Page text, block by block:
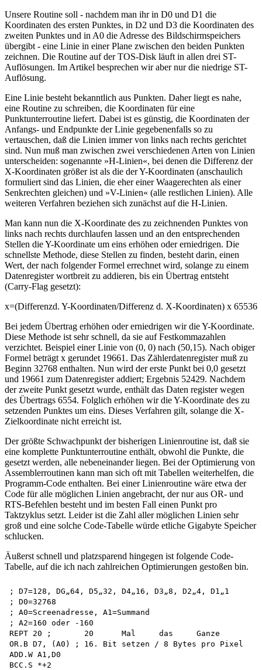
Unsere Routine soll - nachdem man ihr in D0 und D1 die
Koordinaten des ersten Punktes, in D2 und D3 die Koordinaten des
zweiten Punktes und in A0 die Adresse des Bildschirmspeichers
übergibt - eine Linie in einer Plane zwischen den beiden Punkten
zeichnen. Die Routine auf der TOS-Disk läuft in allen drei ST-
Auflösungen. Im Artikel besprechen wir aber nur die niedrige ST-
Auflösung.
Eine Linie besteht bekanntlich aus Punkten. Daher liegt es nahe,
eine Routine zu schreiben, die Koordinaten für eine
Punktunterroutine liefert. Dabei ist es günstig, die Koordinaten der
Anfangs- und Endpunkte der Linie gegebenenfalls so zu
vertauschen, daß die Linien immer von links nach rechts gerichtet
sind. Nun muß man zwischen zwei verschiedenen Arten von Linien
unterscheiden: sogenannte »H-Linien«, bei denen die Differenz der
X-Koordinaten größer ist als die der Y-Koordinaten (anschaulich
formuliert sind das Linien, die eher einer Waagerechten als einer
Senkrechten gleichen) und »V-Linien« (alle restlichen Linien). Alle
weiteren Verfahren beziehen sich zunächst auf die H-Linien.
Man kann nun die X-Koordinate des zu zeichnenden Punktes von
links nach rechts durchlaufen lassen und an den entsprechenden
Stellen die Y-Koordinate um eins erhöhen oder erniedrigen. Die
schnellste Methode, diese Stellen zu finden, besteht darin, einen
Wert, der nach folgender Formel errechnet wird, solange zu einem
Datenregister wortbreit zu addieren, bis ein Übertrag entsteht
(Carry-Flag gesetzt):
x=(Differenzd. Y-Koordinaten/Differenz d. X-Koordinaten) x 65536
Bei jedem Übertrag erhöhen oder erniedrigen wir die Y-Koordinate.
Diese Methode ist sehr schnell, da sie auf Festkommazahlen
verzichtet. Beispiel einer Linie von (0, 0) nach (50,15). Nach obiger
Formel beträgt x gerundet 19661. Das Zählerdatenregister muß zu
Beginn 32768 enthalten. Nun wird der erste Punkt bei 0,0 gesetzt
und 19661 zum Datenregister addiert; Ergebnis 52429. Nachdem
der zweite Punkt gesetzt wurde, enthält das Daten register wegen
des Übertrags 6554. Folglich erhöhen wir die Y-Koordinate des zu
setzenden Punktes um eins. Dieses Verfahren gilt, solange die X-
Zielkoordinate nicht erreicht ist.
Der größte Schwachpunkt der bisherigen Linienroutine ist, daß sie
eine komplette Punktunterroutine enthält, obwohl die Punkte, die
gesetzt werden, alle nebeneinander liegen. Bei der Optimierung von
Assemblerroutinen kann man sich oft mit Tabellen weiterhelfen, die
Programm-Code enthalten. Bei einer Linienroutine wäre etwa der
Code für alle möglichen Linien angebracht, der nur aus OR- und
RTS-Befehlen besteht und im besten Fall einen Punkt pro
Taktzyklus setzt. Leider ist die Zahl aller möglichen Linien sehr
groß und eine solche Code-Tabelle würde etliche Gigabyte Speicher
schlucken.
Äußerst schnell und platzsparend hingegen ist folgende Code-
Tabelle, auf die ich nach zahlreichen Optimierungen gestoßen bin.
; D7=128, DG„64, D5„32, D4„16, D3„8, D2„4, D1„1
; D0=32768
; A0=Screenadresse, A1=Summand
; A2=160 oder -160
REPT 20	;	20	Mal	das	Ganze
OR.B D7, (A0) ; 16. Bit setzen / 8 Bytes pro Pixel
ADD.W A1,D0
BCC.S *+2